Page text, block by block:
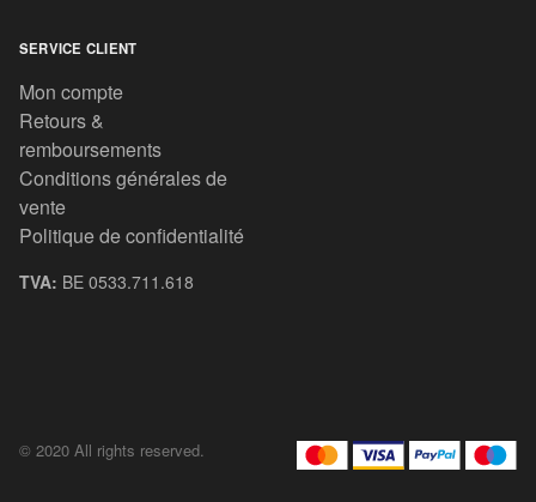
SERVICE CLIENT
Mon compte
Retours &
remboursements
Conditions générales de
vente
Politique de confidentialité
TVA: BE 0533.711.618
© 2020 All rights reserved.